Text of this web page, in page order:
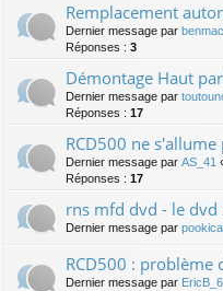
Remplacement
Dernier message par
Réponses : 3
Démontage Haut
Dernier message par
Réponses : 17
RCD500 ne s'allume
Dernier message par AS_41
Réponses : 17
rns mfd dvd - le dvd
Dernier message par
RCD500 : problème
Dernier message par